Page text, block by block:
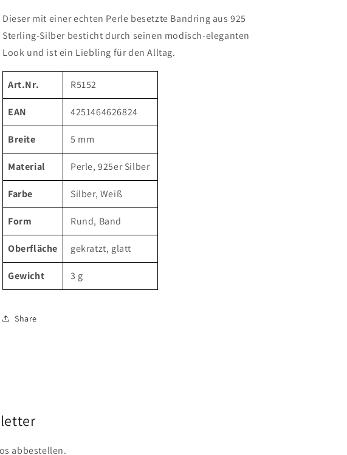
&quot;Betty
schmal&quot;
&quot;Betty
schmal&quot;
Dieser mit einer echten Perle besetzte Bandring aus 925
Sterling-Silber besticht durch seinen modisch-eleganten
Look und ist ein Liebling für den Alltag.
Art.Nr. R5152
EAN 4251464626824
Breite 5 mm
Material Perle, 925er Silber
Farbe Silber, Weiß
Form Rund, Band
Oberfläche gekratzt, glatt
Gewicht 3 g
Share
abbestellen.